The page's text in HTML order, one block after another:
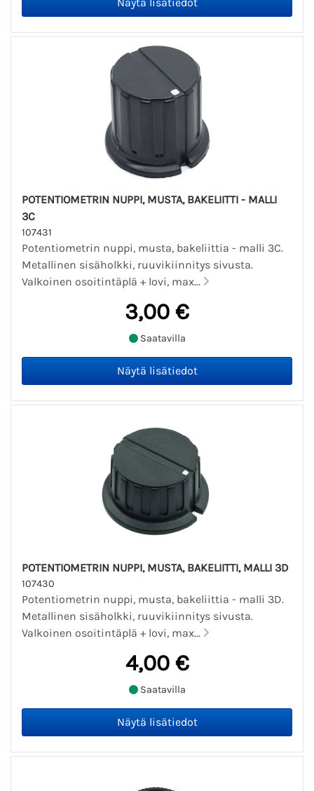
POTENTIOMETRIN NUPPI, MUSTA, BAKELIITTI - MALLI
3C
107431
Potentiometrin nuppi, musta, bakeliittia - malli 3C.
Metallinen sisäholkki, ruuvikiinnitys sivusta.
Valkoinen osoitintäplä + lovi, max...
3,00 €
Saatavilla
POTENTIOMETRIN NUPPI, MUSTA, BAKELIITTI, MALLI 3D
107430
Potentiometrin nuppi, musta, bakeliittia - malli 3D.
Metallinen sisäholkki, ruuvikiinnitys sivusta.
Valkoinen osoitintäplä + lovi, max...
4,00 €
Saatavilla